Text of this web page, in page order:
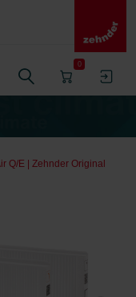
0
Q/E | Zehnder Original